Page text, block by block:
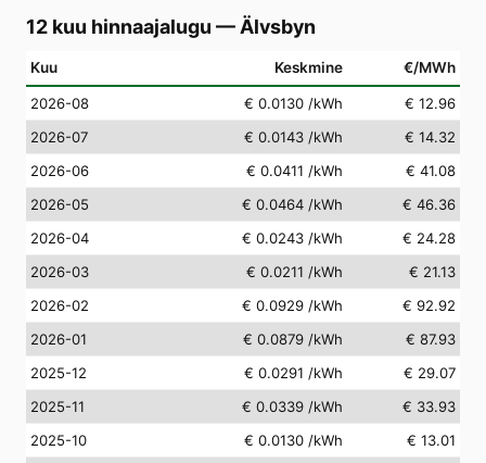
12 kuu hinnaajalugu — Älvsbyn
Kuu Keskmine €/MWh
2026-08 € 0.0130 /kWh
€ 12.96
2026-07
€ 0.0143 /kWh
€ 14.32
2026-06
€ 0.0411 /kWh
€ 41.08
2026-05
€ 0.0464 /kWh
€ 46.36
2026-04
€ 0.0243 /kWh
€ 24.28
2026-03
€ 0.0211 /kWh
€ 21.13
2026-02
€ 0.0929 /kWh
€ 92.92
2026-01
€ 0.0879 /kWh
€ 87.93
2025-12
€ 0.0291 /kWh
€ 29.07
2025-11
€ 0.0339 /kWh
€ 33.93
2025-10
€ 0.0130 /kWh
€ 13.01